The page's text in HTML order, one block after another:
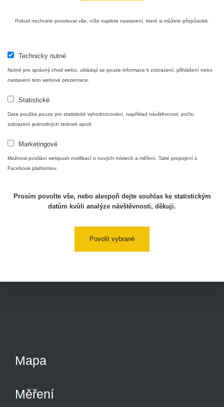
Mapa
Měření
Pokud nechcete povolovat vše, níže najdete nastavení, které si můžete přizpůsobit.
Technicky nutné
Nutné pro správný chod webu, ukládají se pouze informace k zobrazení, přihlášení nebo
nastavení této webové prezentace.
Statistické
Data použitá pouze pro statistické vyhodnocování, například návštěvnosti, počtu
zobrazení jednotlivých stránek apod.
Marketingové
Možnost posílání webpush notifikací o nových místech a měření. Také propojení s
Facebook platformou.
Prosím povolte vše, nebo alespoň dejte souhlas ke statistickým
datům kvůli analýze návštěvnosti, děkuji.
Povolit vybrané